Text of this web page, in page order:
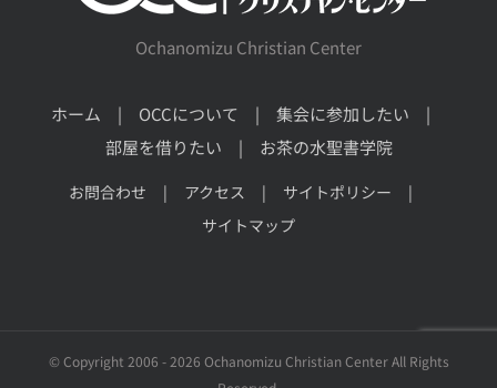
Ochanomizu Christian Center
ホーム OCCについて
集会に参加したい
部屋を借りたい
お茶の水聖書学院
お問合わせ アクセス
サイトポリシー
サイトマップ
© Copyright 2006 - 2026 Ochanomizu Christian Center All Rights